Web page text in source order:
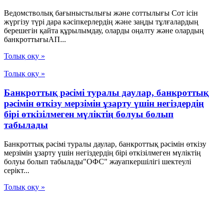
Ведомстволық бағыныстылығы және соттылығы Сот ісін
жүргізу түрі дара кәсіпкерлердің және заңды тұлғалардың
берешегін қайта құрылымдау, оларды оңалту және олардың
банкроттығыАП...
Толық оқу »
Толық оқу »
Банкроттық рәсімі туралы даулар, банкроттық
рәсімін өткізу мерзімін ұзарту үшін негіздердің
бірі өткізілмеген мүліктің болуы болып
табылады
Банкроттық рәсімі туралы даулар, банкроттық рәсімін өткізу
мерзімін ұзарту үшін негіздердің бірі өткізілмеген мүліктің
болуы болып табылады"ОФС" жауапкершілігі шектеулі
серікт...
Толық оқу »